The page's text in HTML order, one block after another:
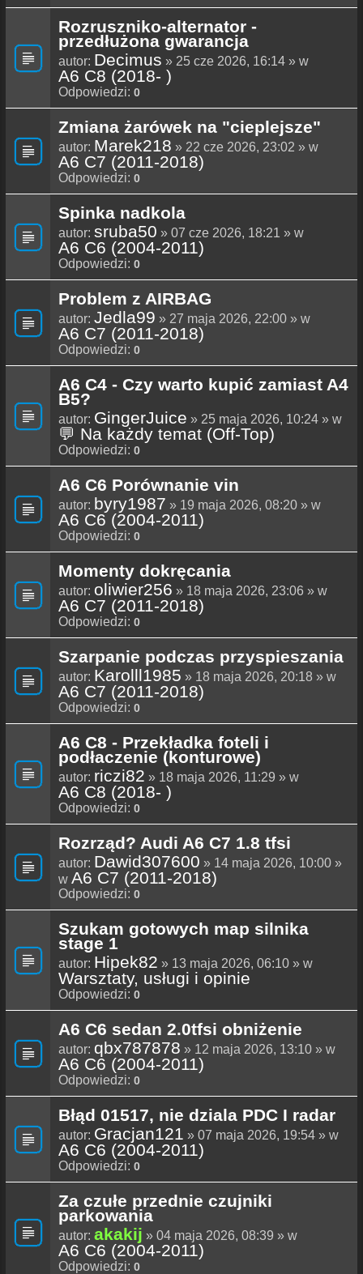
Rozruszniko-alternator -
przedłużona gwarancja
autor: Decimus » 25 cze 2026, 16:14 » w
A6 C8 (2018- )
Odpowiedzi: 0
Zmiana żarówek na "cieplejsze"
autor: Marek218 » 22 cze 2026, 23:02 » w
A6 C7 (2011-2018)
Odpowiedzi: 0
Spinka nadkola
autor: sruba50 » 07 cze 2026, 18:21 » w
A6 C6 (2004-2011)
Odpowiedzi: 0
Problem z AIRBAG
autor: Jedla99 » 27 maja 2026, 22:00 » w
A6 C7 (2011-2018)
Odpowiedzi: 0
A6 C4 - Czy warto kupić zamiast A4
B5?
autor: GingerJuice » 25 maja 2026, 10:24 » w
💬 Na każdy temat (Off-Top)
Odpowiedzi: 0
A6 C6 Porównanie vin
autor: byry1987 » 19 maja 2026, 08:20 » w
A6 C6 (2004-2011)
Odpowiedzi: 0
Momenty dokręcania
autor: oliwier256 » 18 maja 2026, 23:06 » w
A6 C7 (2011-2018)
Odpowiedzi: 0
Szarpanie podczas przyspieszania
autor: Karolll1985 » 18 maja 2026, 20:18 » w
A6 C7 (2011-2018)
Odpowiedzi: 0
A6 C8 - Przekładka foteli i
podłaczenie (konturowe)
autor: riczi82 » 18 maja 2026, 11:29 » w
A6 C8 (2018- )
Odpowiedzi: 0
Rozrząd? Audi A6 C7 1.8 tfsi
autor: Dawid307600 » 14 maja 2026, 10:00 »
w A6 C7 (2011-2018)
Odpowiedzi: 0
Szukam gotowych map silnika
stage 1
autor: Hipek82 » 13 maja 2026, 06:10 » w
Warsztaty, usługi i opinie
Odpowiedzi: 0
A6 C6 sedan 2.0tfsi obniżenie
autor: qbx787878 » 12 maja 2026, 13:10 » w
A6 C6 (2004-2011)
Odpowiedzi: 0
Błąd 01517, nie dziala PDC I radar
autor: Gracjan121 » 07 maja 2026, 19:54 » w
A6 C6 (2004-2011)
Odpowiedzi: 0
Za czułe przednie czujniki
parkowania
autor: akakij » 04 maja 2026, 08:39 » w
A6 C6 (2004-2011)
Odpowiedzi: 0